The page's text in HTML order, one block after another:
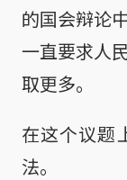
的国会辩论
一直要求人
取更多。
在这个议题
法。